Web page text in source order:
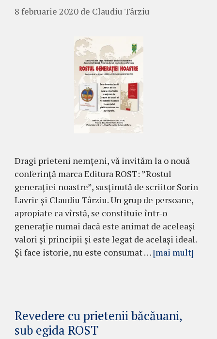
8 februarie 2020 de Claudiu Târziu
Dragi prieteni nemțeni, vă invităm la o nouă
conferință marca Editura ROST: ”Rostul
generației noastre”, susținută de scriitor Sorin
Lavric și Claudiu Târziu. Un grup de persoane,
apropiate ca vîrstă, se constituie într-o
generație numai dacă este animat de aceleași
valori și principii și este legat de același ideal.
Și face istorie, nu este consumat … [mai mult]
Revedere cu prietenii băcăuani,
sub egida ROST